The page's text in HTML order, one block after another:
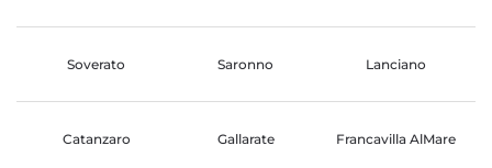
Soverato Saronno Lanciano
Catanzaro Gallarate Francavilla AlMare